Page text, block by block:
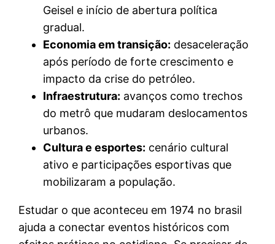
Geisel e início de abertura política
gradual.
Economia em transição: desaceleração
após período de forte crescimento e
impacto da crise do petróleo.
Infraestrutura: avanços como trechos
do metrô que mudaram deslocamentos
urbanos.
Cultura e esportes: cenário cultural
ativo e participações esportivas que
mobilizaram a população.
Estudar o que aconteceu em 1974 no brasil
ajuda a conectar eventos históricos com